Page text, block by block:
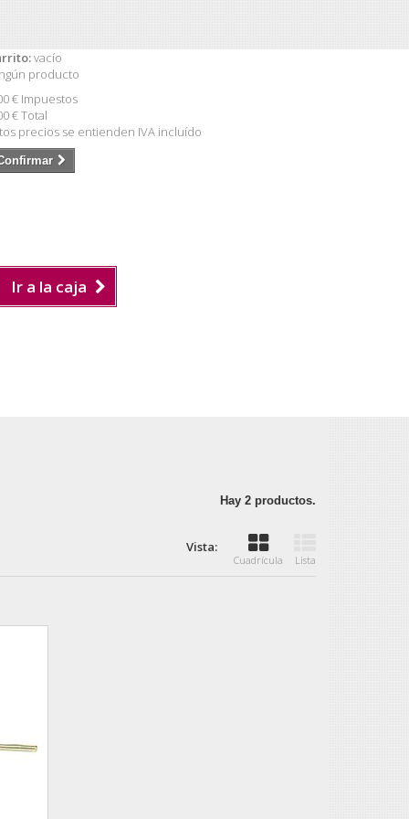
vacío
producto
€ Impuestos
€Total
precios se entienden IVA incluído
Ir a la caja
Hay 2 productos.
Vista:
Cuadrícula Lista